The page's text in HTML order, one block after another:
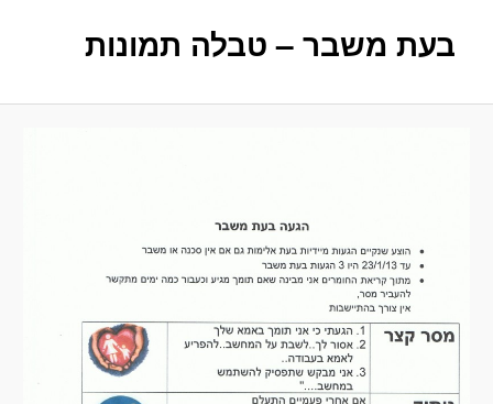
בעת משבר – טבלה תמונות